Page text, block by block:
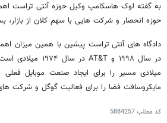
به گفته لوک هاسکامپ وکیل حوزه آنتی تراست
حوزه انحصار و شرکت هایی با سهم کلان از بازار،
دادگاه های آنتی تراست پیشین با همین میزان
میلادی مسیر را برای ایجاد صنعت موبایل
مایکروسافت فضا را برای فعالیت گوگل و شرکت های
کد مطلب5884257